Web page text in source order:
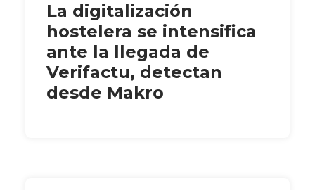
La digitalización
hostelera se intensifica
ante la llegada de
Verifactu, detectan
desde Makro